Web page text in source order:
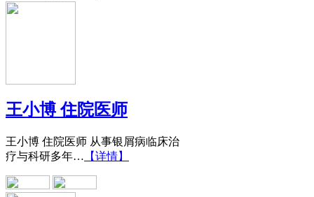
王小博 住院医师
王小博 住院医师 从事银屑病临床治
疗与科研多年…【详情】